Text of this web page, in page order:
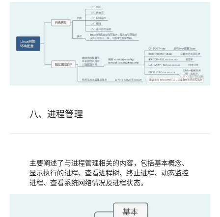
八、进程管理
主要阐述了与进程管理相关的内容，包括基本概念、
显示执行的进程、查看进程树、终止进程、动态监控
进程、查看系统网络情况及进程状态。